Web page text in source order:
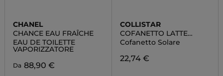
CHANEL
CHANCE EAU FRAÎCHE
EAU DE TOILETTE
VAPORIZZATORE
Da 88,90 €
COLLISTAR
COFANETTO LATTE
SPRAY ABBRONZANTE
IDRATANTE SPF 20
Cofanetto Solare
22,74 €